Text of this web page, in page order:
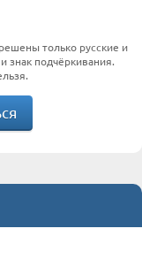
только русские и
знак подчёркивания.